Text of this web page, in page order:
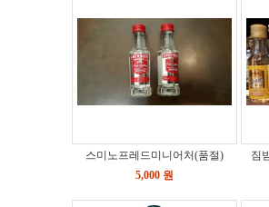
스미노프레드미니어처(품절)
5,000 원
짐